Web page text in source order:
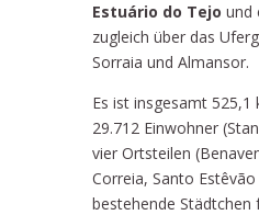
Estuário do Tejo und
zugleich über das
Sorraia und Almansor.
Es ist insgesamt 525,1
29.712 Einwohner
vier Ortsteilen
Correia, Santo
bestehende